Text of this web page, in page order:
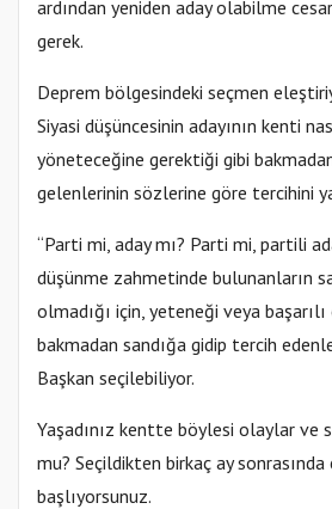
ardından yeniden aday olabilme
gerek.
Deprem bölgesindeki seçmen
Siyasi düşüncesinin adayının kenti
yöneteceğine gerektiği gibi
gelenlerinin sözlerine göre tercihini
“Parti mi, aday mı? Parti mi, partili
düşünme zahmetinde bulunanların
olmadığı için, yeteneği veya
bakmadan sandığa gidip tercih
Başkan seçilebiliyor.
Yaşadınız kentte böylesi olaylar ve
mu? Seçildikten birkaç ay
başlıyorsunuz.